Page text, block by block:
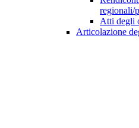
regionali/
Atti degli
Articolazione